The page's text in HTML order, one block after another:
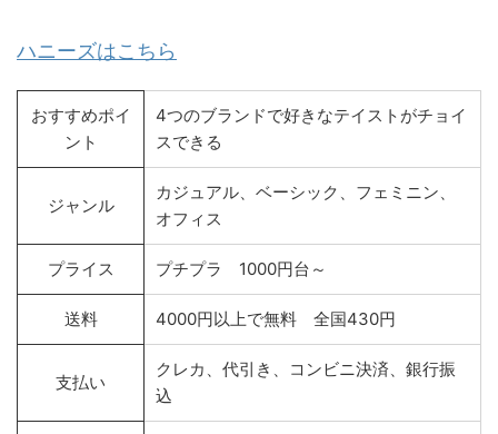
ハニーズはこちら
おすすめポイ
ント
4つのブランドで好きなテイストがチョイ
スできる
ジャンル
カジュアル、ベーシック、フェミニン、
オフィス
プライス プチプラ 1000円台～
送料 4000円以上で無料 全国430円
支払い
クレカ、代引き、コンビニ決済、銀行振
込